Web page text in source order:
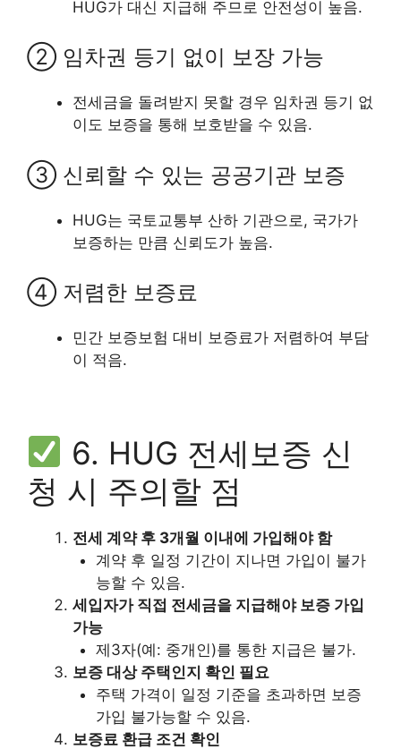
HUG가 대신 지급해 주므로 안전성이 높음.
② 임차권 등기 없이 보장 가능
전세금을 돌려받지 못할 경우 임차권 등기 없
이도 보증을 통해 보호받을 수 있음.
③ 신뢰할 수 있는 공공기관 보증
HUG는 국토교통부 산하 기관으로, 국가가
보증하는 만큼 신뢰도가 높음.
④ 저렴한 보증료
민간 보증보험 대비 보증료가 저렴하여 부담
이 적음.
6. HUG 전세보증 신
청 시 주의할 점
전세 계약 후 3개월 이내에 가입해야 함
계약 후 일정 기간이 지나면 가입이 불가
능할 수 있음.
세입자가 직접 전세금을 지급해야 보증 가입
가능
제3자(예: 중개인)를 통한 지급은 불가.
보증 대상 주택인지 확인 필요
주택 가격이 일정 기준을 초과하면 보증
가입 불가능할 수 있음.
보증료 환급 조건 확인